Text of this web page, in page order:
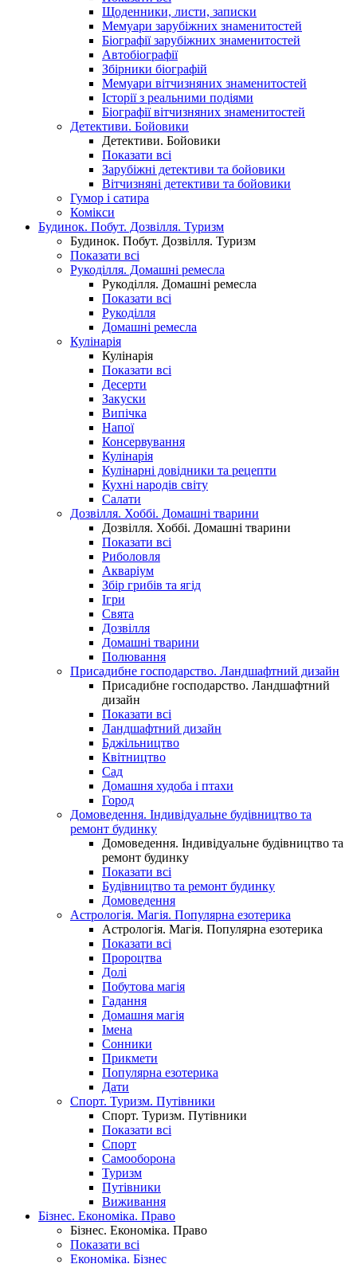
Щоденники, листи, записки
Мемуари зарубіжних знаменитостей
Біографії зарубіжних знаменитостей
Автобіографії
Збірники біографій
Мемуари вітчизняних знаменитостей
Історії з реальними подіями
Біографії вітчизняних знаменитостей
Детективи. Бойовики
Детективи. Бойовики
Показати всі
Зарубіжні детективи та бойовики
Вітчизняні детективи та бойовики
Гумор і сатира
Комікси
Будинок. Побут. Дозвілля. Туризм
Будинок. Побут. Дозвілля. Туризм
Показати всі
Рукоділля. Домашні ремесла
Рукоділля. Домашні ремесла
Показати всі
Рукоділля
Домашні ремесла
Кулінарія
Кулінарія
Показати всі
Десерти
Закуски
Випічка
Напої
Консервування
Кулінарія
Кулінарні довідники та рецепти
Кухні народів світу
Салати
Дозвілля. Хоббі. Домашні тварини
Дозвілля. Хоббі. Домашні тварини
Показати всі
Риболовля
Акваріум
Збір грибів та ягід
Ігри
Свята
Дозвілля
Домашні тварини
Полювання
Присадибне господарство. Ландшафтний дизайн
Присадибне господарство. Ландшафтний
дизайн
Показати всі
Ландшафтний дизайн
Бджільництво
Квітництво
Сад
Домашня худоба і птахи
Город
Домоведення. Індивідуальне будівництво та
ремонт будинку
Домоведення. Індивідуальне будівництво та
ремонт будинку
Показати всі
Будівництво та ремонт будинку
Домоведення
Астрологія. Магія. Популярна езотерика
Астрологія. Магія. Популярна езотерика
Показати всі
Пророцтва
Долі
Побутова магія
Гадання
Домашня магія
Імена
Сонники
Прикмети
Популярна езотерика
Дати
Спорт. Туризм. Путівники
Спорт. Туризм. Путівники
Показати всі
Спорт
Самооборона
Туризм
Путівники
Виживання
Бізнес. Економіка. Право
Бізнес. Економіка. Право
Показати всі
Економіка. Бізнес